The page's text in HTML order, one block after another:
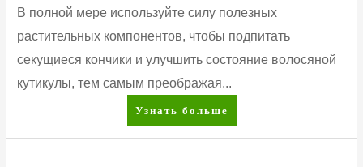
В полной мере используйте силу полезных
растительных компонентов, чтобы подпитать
секущиеся кончики и улучшить состояние волосяной
кутикулы, тем самым преображая...
Satinique™
Шампунь
Узнать больше